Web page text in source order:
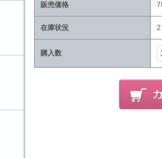
販売価格
在庫状況 2
購入数